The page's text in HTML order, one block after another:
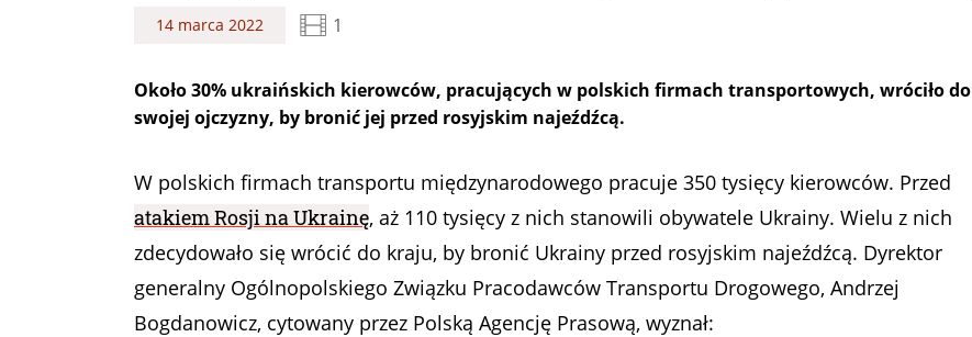
14 marca 2022 1
Około 30% ukraińskich kierowców, pracujących w polskich firmach transportowych, wróciło do
swojej ojczyzny, by bronić jej przed rosyjskim najeźdźcą.
W polskich firmach transportu międzynarodowego pracuje 350 tysięcy kierowców. Przed
atakiem Rosji na Ukrainę, aż 110 tysięcy z nich stanowili obywatele Ukrainy. Wielu z nich
zdecydowało się wrócić do kraju, by bronić Ukrainy przed rosyjskim najeźdźcą. Dyrektor
generalny Ogólnopolskiego Związku Pracodawców Transportu Drogowego, Andrzej
Bogdanowicz, cytowany przez Polską Agencję Prasową, wyznał: